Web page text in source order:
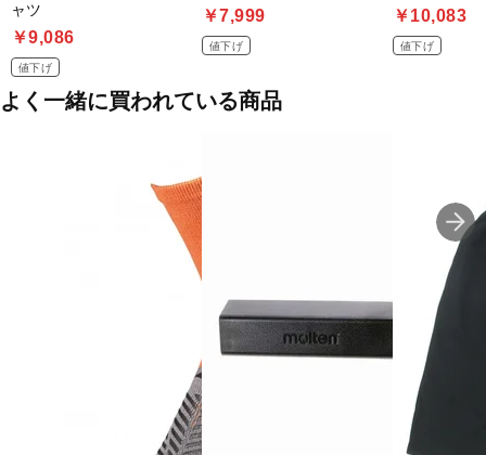
ャツ
￥9,086
値下げ
￥7,999
値下げ
￥10,083
値下げ
よく一緒に買われている商品